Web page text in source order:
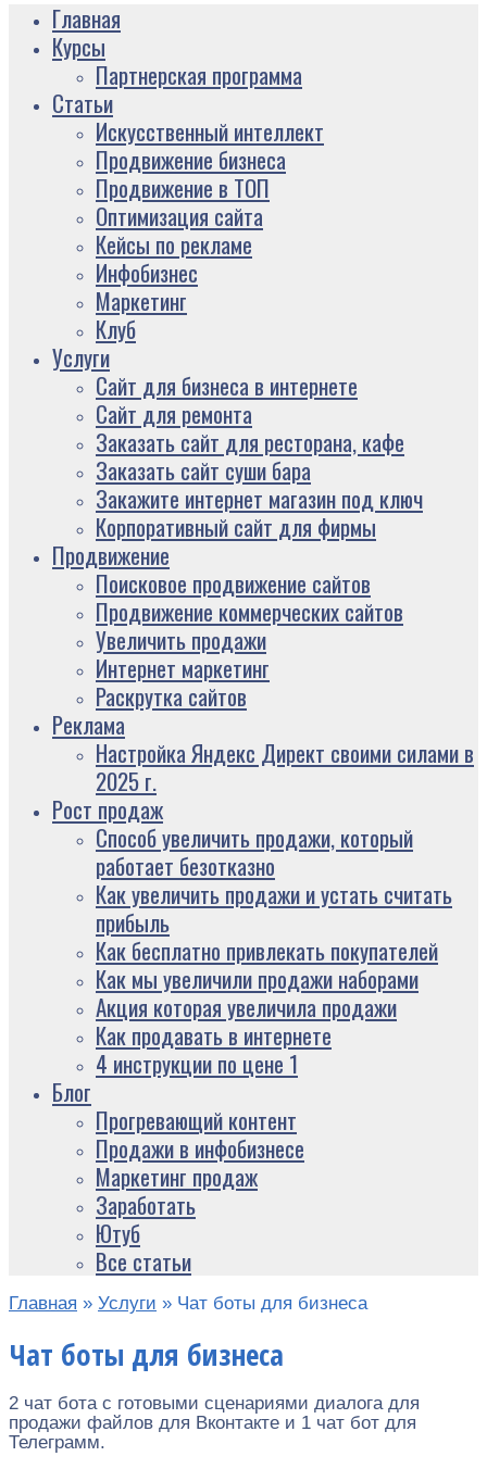
Главная
Курсы
Партнерская программа
Статьи
Искусственный интеллект
Продвижение бизнеса
Продвижение в ТОП
Оптимизация сайта
Кейсы по рекламе
Инфобизнес
Маркетинг
Клуб
Услуги
Сайт для бизнеса в интернете
Сайт для ремонта
Заказать сайт для ресторана, кафе
Заказать сайт суши бара
Закажите интернет магазин под ключ
Корпоративный сайт для фирмы
Продвижение
Поисковое продвижение сайтов
Продвижение коммерческих сайтов
Увеличить продажи
Интернет маркетинг
Раскрутка сайтов
Реклама
Настройка Яндекс Директ своими силами в
2025 г.
Рост продаж
Способ увеличить продажи, который
работает безотказно
Как увеличить продажи и устать считать
прибыль
Как бесплатно привлекать покупателей
Как мы увеличили продажи наборами
Акция которая увеличила продажи
Как продавать в интернете
4 инструкции по цене 1
Блог
Прогревающий контент
Продажи в инфобизнесе
Маркетинг продаж
Заработать
Ютуб
Все статьи
Главная » Услуги » Чат боты для бизнеса
Чат боты для бизнеса
2 чат бота с готовыми сценариями диалога для
продажи файлов для Вконтакте и 1 чат бот для
Телеграмм.